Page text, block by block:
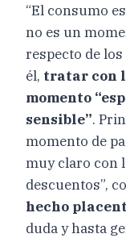
“El consumo
no es un
respecto de
él, tratar con
momento
sensible”.
momento de
muy claro con
descuentos”,
hecho
duda y hasta